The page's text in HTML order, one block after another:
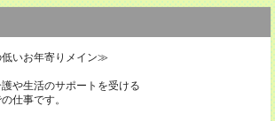
いお年寄りメイン≫
や生活のサポートを受ける
仕事です。